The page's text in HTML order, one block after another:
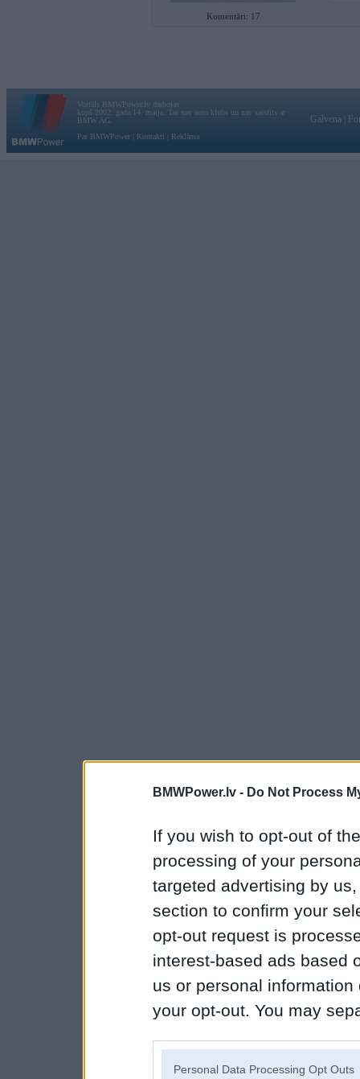
BMWPower.lv - Do Not Process
If you wish to opt-out of
processing of your
targeted advertising by
section to confirm your
opt-out request is
interest-based ads based
us or personal
your opt-out. You may
Personal Data Processing Opt Outs
Komentāri: 17
Vortāls BMWPower.lv darbojas
kopš 2002. gada 14. maija. Tas nav auto klubs un nav saistīts ar
BMW AG.
Par BMWPower
Kontakti Reklāma
Galvena